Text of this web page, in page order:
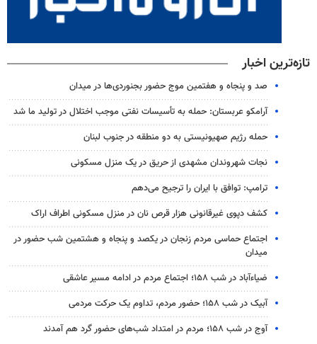
تازه‌ترین اخبار
صد و پنجاه و هفتمین موج حضور بجنوردی‌ها در میدان
آرامکو عربستان: حمله به تأسیسات نفتی موجب اختلال در تولید ما شد
حمله رژیم صهیونیستی به دو منطقه در جنوب لبنان
نجات شهروندان مشهدی از حریق در یک منزل مسکونی
ترامپ: توافق با ایران را ترجیح می‌دهم
کشف دپوی غیرقانونی هزار قرص نان در منزل مسکونی اطراف اراک
اجتماع حماسی مردم زنجان در یکصد و پنجاه و هشتمین شب حضور در
میدان
ضیاء‌آباد در شب ۱۵۸؛ اجتماع مردم در ادامه مسیر عاشقی
آبیک در شب ۱۵۸؛ حضور مردم، تداوم یک حرکت مردمی
آوج در شب ۱۵۸؛ مردم در امتداد شب‌های حضور گرد هم آمدند